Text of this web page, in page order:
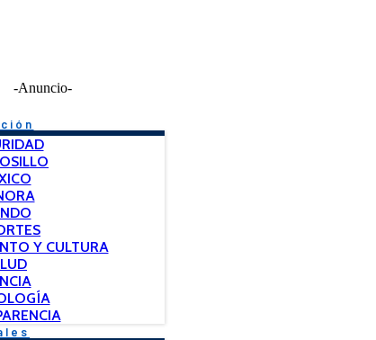
-Anuncio-
Y CULTURA